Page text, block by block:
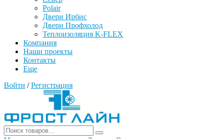
Polair
Двери Ирбис
Двери Профхолод
Теплоизоляция K-FLEX
Компания
Наши проекты
Контакты
Еще
Войти / Регистрация